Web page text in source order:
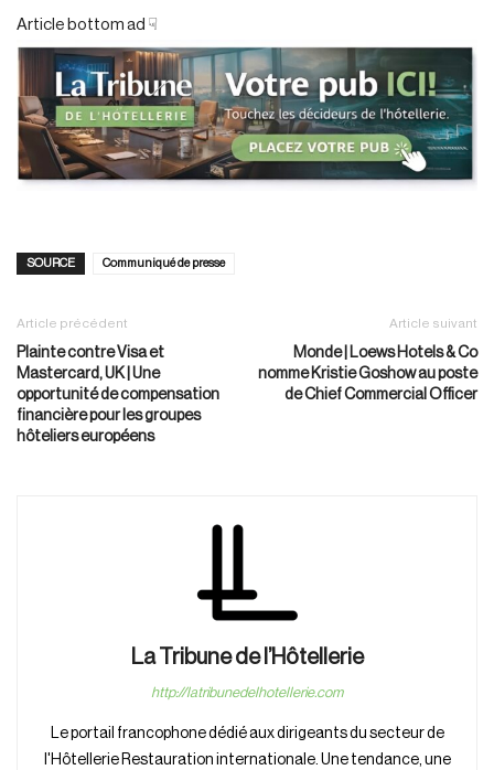
Article bottom ad ☟
SOURCE Communiqué de presse
Article précédent
Plainte contre Visa et
Mastercard, UK | Une
opportunité de compensation
financière pour les groupes
hôteliers européens
Article suivant
Monde | Loews Hotels & Co
nomme Kristie Goshow au poste
de Chief Commercial Officer
La Tribune de l’Hôtellerie
http://latribunedelhotellerie.com
Le portail francophone dédié aux dirigeants du secteur de
l'Hôtellerie Restauration internationale. Une tendance, une